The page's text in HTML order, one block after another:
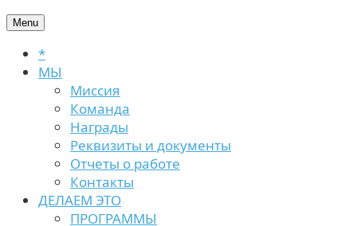
Menu
*
МЫ
Миссия
Команда
Награды
Реквизиты и документы
Отчеты о работе
Контакты
ДЕЛАЕМ ЭТО
ПРОГРАММЫ